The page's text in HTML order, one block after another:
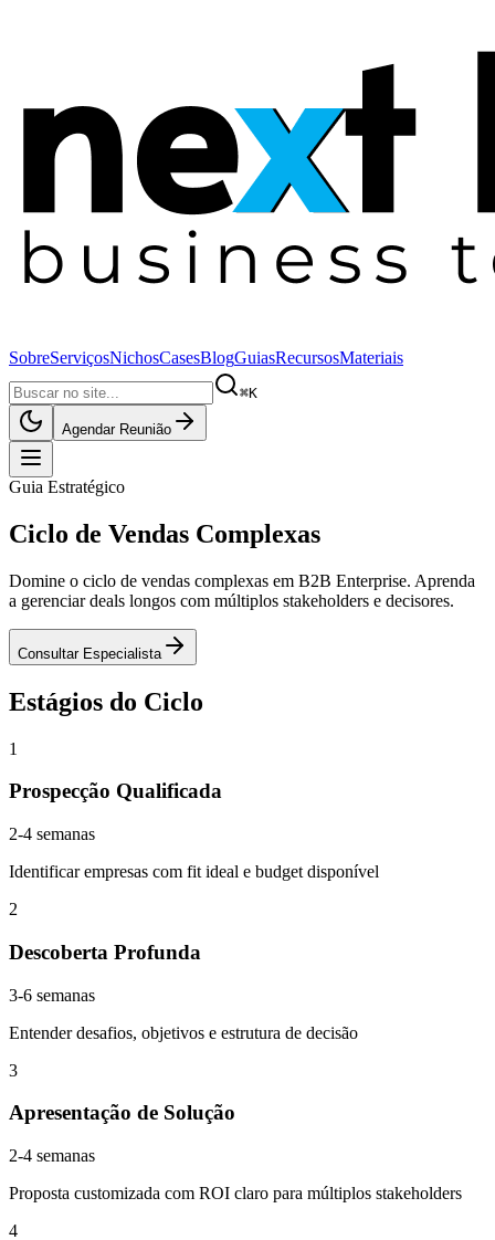
SobreServiçosNichosCasesBlogGuiasRecursosMateriais
⌘K
Agendar Reunião
Guia Estratégico
Ciclo de Vendas Complexas
Domine o ciclo de vendas complexas em B2B Enterprise. Aprenda
a gerenciar deals longos com múltiplos stakeholders e decisores.
Consultar Especialista
Estágios do Ciclo
1
Prospecção Qualificada
2-4 semanas
Identificar empresas com fit ideal e budget disponível
2
Descoberta Profunda
3-6 semanas
Entender desafios, objetivos e estrutura de decisão
3
Apresentação de Solução
2-4 semanas
Proposta customizada com ROI claro para múltiplos stakeholders
4